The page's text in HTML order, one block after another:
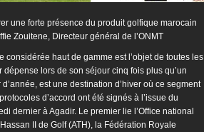
une forte présence du produit golfique marocain
Zouitene, Directeur général de l’ONMT
haut de gamme est l’objet de toutes les
lors de son séjour cinq fois plus qu’un
est une destination d’hiver où ce segment
d’accord ont été signés à l’issue du
dernier à Agadir. Le premier lie l’Office national
II de Golf (ATH), la Fédération Royale